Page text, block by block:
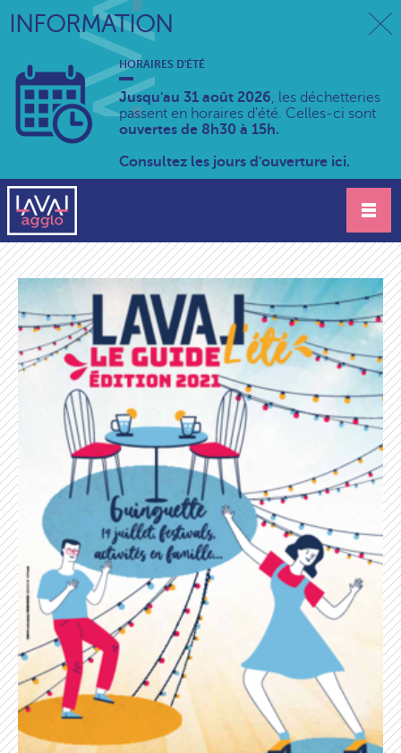
INFORMATION
HORAIRES D'ÉTÉ
Jusqu'au 31 août 2026, les déchetteries
passent en horaires d'été. Celles-ci sont
ouvertes de 8h30 à 15h.
Consultez les jours d'ouverture ici.